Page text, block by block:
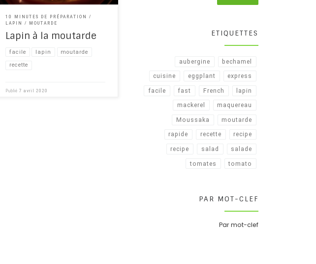
10 MINUTES DE PRÉPARATION
LAPIN
MOUTARDE
Lapin à la moutarde
facile lapin moutarde
recette
Publié7 avril 2020
ETIQUETTES
aubergine
bechamel
cuisine
eggplant
express
facile
fast French
lapin
mackerel
maquereau
Moussaka
moutarde
rapide
recette
recipe
recipe​
salad
salade
tomates
tomato
PAR MOT-CLEF
Par mot-clef